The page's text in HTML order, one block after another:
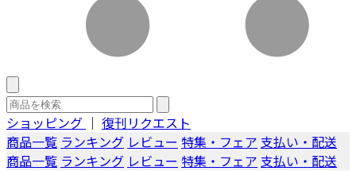
ショッピング ｜ 復刊リクエスト
商品一覧 ランキング レビュー 特集・フェア 支払い・配送
商品一覧 ランキング レビュー 特集・フェア 支払い・配送